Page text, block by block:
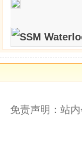
免责声明：站